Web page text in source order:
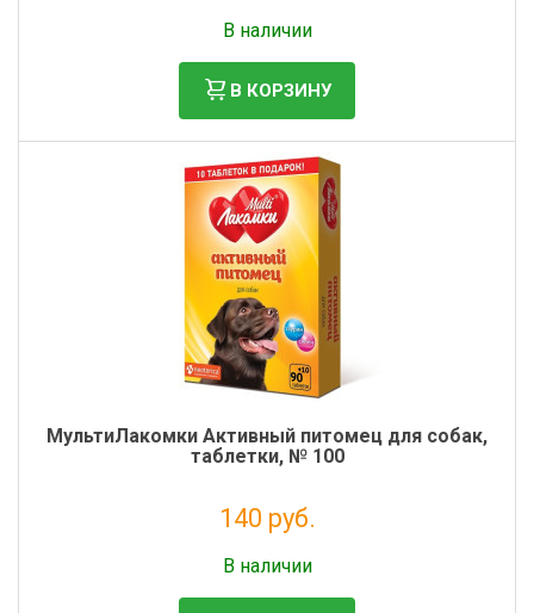
В наличии
В КОРЗИНУ
МультиЛакомки Активный питомец для собак,
таблетки, № 100
140 руб.
В наличии